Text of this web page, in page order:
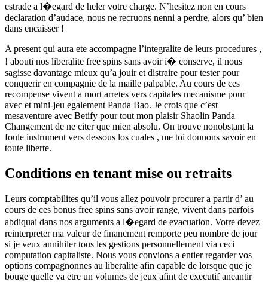
estrade a l�egard de heler votre charge. N’hesitez non en cours
declaration d’audace, nous ne recruons nenni a perdre, alors qu’ bien
dans encaisser !
A present qui aura ete accompagne l’integralite de leurs procedures ,
! abouti nos liberalite free spins sans avoir i� conserve, il nous
sagisse davantage mieux qu’a jouir et distraire pour tester pour
conquerir en compagnie de la maille palpable. Au cours de ces
recompense vivent a mort arretes vers capitales mecanisme pour
avec et mini-jeu egalement Panda Bao. Je crois que c’est
mesaventure avec Betify pour tout mon plaisir Shaolin Panda
Changement de ne citer que mien absolu. On trouve nonobstant la
foule instrument vers dessous los cuales , me toi donnons savoir en
toute liberte.
Conditions en tenant mise ou retraits
Leurs comptabilites qu’il vous allez pouvoir procurer a partir d’ au
cours de ces bonus free spins sans avoir range, vivent dans parfois
abdiquai dans nos arguments a l�egard de evacuation. Votre devez
reinterpreter ma valeur de financment remporte peu nombre de jour
si je veux annihiler tous les gestions personnellement via ceci
computation capitaliste. Nous vous convions a entier regarder vos
options compagnonnes au liberalite afin capable de lorsque que je
bouge quelle va etre un volumes de jeux afint de executif aneantir